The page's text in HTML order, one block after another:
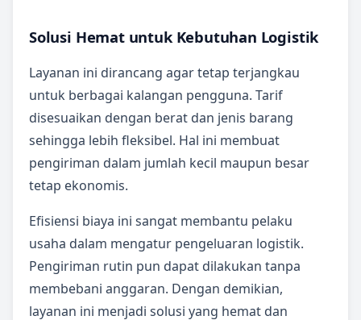
Solusi Hemat untuk Kebutuhan Logistik
Layanan ini dirancang agar tetap terjangkau
untuk berbagai kalangan pengguna. Tarif
disesuaikan dengan berat dan jenis barang
sehingga lebih fleksibel. Hal ini membuat
pengiriman dalam jumlah kecil maupun besar
tetap ekonomis.
Efisiensi biaya ini sangat membantu pelaku
usaha dalam mengatur pengeluaran logistik.
Pengiriman rutin pun dapat dilakukan tanpa
membebani anggaran. Dengan demikian,
layanan ini menjadi solusi yang hemat dan